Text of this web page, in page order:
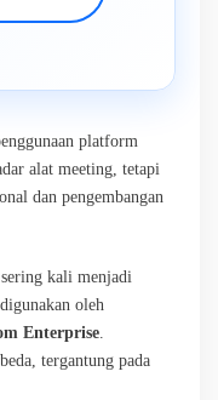
platform
alat meeting, tetapi
dan pengembangan
kali menjadi
oleh
Enterprise.
tergantung pada